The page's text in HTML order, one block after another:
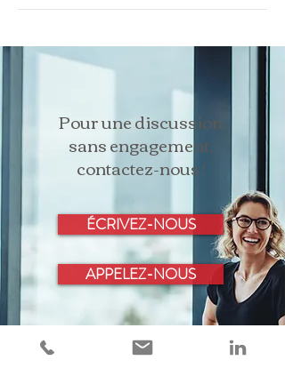
Pour une discussion
sans engagement,
contactez-nous !
ÉCRIVEZ-NOUS
APPELEZ-NOUS
, rue Montarville,